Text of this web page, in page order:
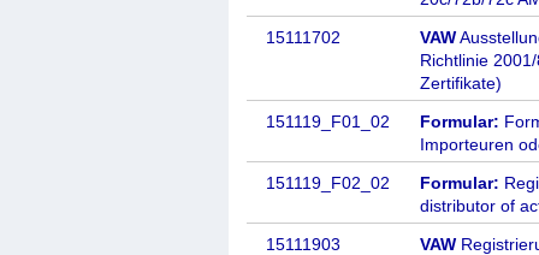
15111702
VAW
Richtlinie
Zertifikate)
151119_F01_02
Formular:
Importeuren
151119_F02_02
Formular:
distributor of
15111903
VAW